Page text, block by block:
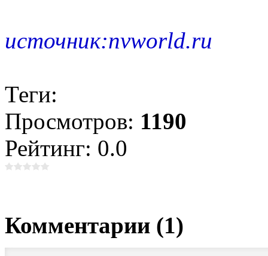
источник:nvworld.ru
Теги:
Просмотров: 1190
Рейтинг: 0.0
Комментарии (1)